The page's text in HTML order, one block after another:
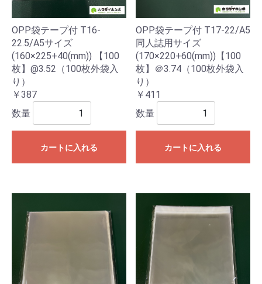
OPP袋テープ付 T16-
22.5/A5サイズ
(160×225+40(mm)) 【100
枚】@3.52（100枚外袋入
り）
￥387
数量
カートに入れる
OPP袋テープ付 T17-22/A5
同人誌用サイズ
(170×220+60(mm))【100
枚】＠3.74（100枚外袋入
り）
￥411
数量
カートに入れる